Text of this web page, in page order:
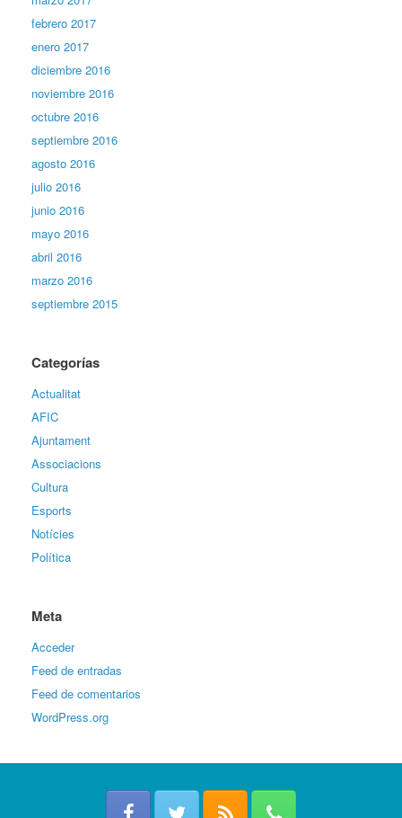
febrero 2017
enero 2017
diciembre 2016
noviembre 2016
octubre 2016
septiembre 2016
agosto 2016
julio 2016
junio 2016
mayo 2016
abril 2016
marzo 2016
septiembre 2015
Categorías
Actualitat
AFIC
Ajuntament
Associacions
Cultura
Esports
Notícies
Política
Meta
Acceder
Feed de entradas
Feed de comentarios
WordPress.org